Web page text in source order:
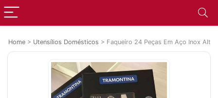
Home > Utensílios Domésticos > Faqueiro 24 Peças Em Aço Inox Alto